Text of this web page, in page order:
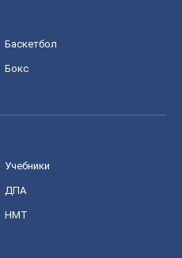
Баскетбол
Бокс
Учебники
ДПА
НМТ